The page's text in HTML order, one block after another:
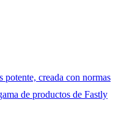
potente, creada con normas
de productos de Fastly